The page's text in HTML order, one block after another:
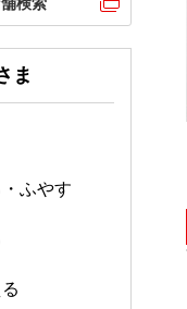
ま
ふやす